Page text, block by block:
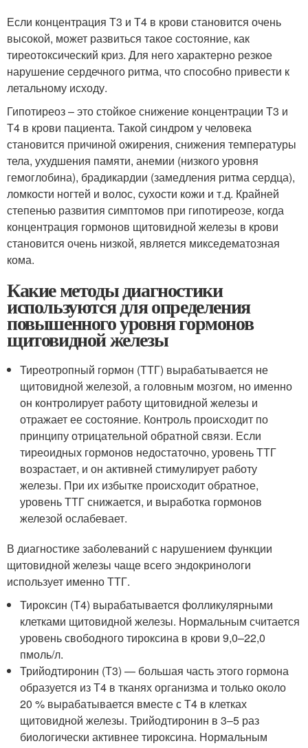
Если концентрация Т3 и Т4 в крови становится очень
высокой, может развиться такое состояние, как
тиреотоксический криз. Для него характерно резкое
нарушение сердечного ритма, что способно привести к
летальному исходу.
Гипотиреоз – это стойкое снижение концентрации Т3 и
Т4 в крови пациента. Такой синдром у человека
становится причиной ожирения, снижения температуры
тела, ухудшения памяти, анемии (низкого уровня
гемоглобина), брадикардии (замедления ритма сердца),
ломкости ногтей и волос, сухости кожи и т.д. Крайней
степенью развития симптомов при гипотиреозе, когда
концентрация гормонов щитовидной железы в крови
становится очень низкой, является микседематозная
кома.
Какие методы диагностики
используются для определения
повышенного уровня гормонов
щитовидной железы
Тиреотропный гормон (ТТГ) вырабатывается не
щитовидной железой, а головным мозгом, но именно
он контролирует работу щитовидной железы и
отражает ее состояние. Контроль происходит по
принципу отрицательной обратной связи. Если
тиреоидных гормонов недостаточно, уровень ТТГ
возрастает, и он активней стимулирует работу
железы. При их избытке происходит обратное,
уровень ТТГ снижается, и выработка гормонов
железой ослабевает.
В диагностике заболеваний с нарушением функции
щитовидной железы чаще всего эндокринологи
использует именно ТТГ.
Тироксин (Т4) вырабатывается фолликулярными
клетками щитовидной железы. Нормальным считается
уровень свободного тироксина в крови 9,0–22,0
пмоль/л.
Трийодтиронин (Т3) — большая часть этого гормона
образуется из Т4 в тканях организма и только около
20 % вырабатывается вместе с Т4 в клетках
щитовидной железы. Трийодтиронин в 3–5 раз
биологически активнее тироксина. Нормальным